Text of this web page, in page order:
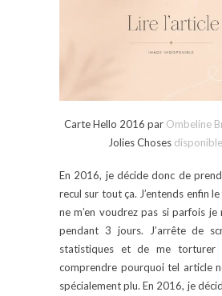
Carte Hello 2016 par Ombeline
Jolies Choses
En 2016, je décide donc de
recul sur tout ça. J’entends enfin
ne m’en voudrez pas si parfois
pendant 3 jours. J’arrête de
statistiques et de me torturer
comprendre pourquoi tel article
spécialement plu. En 2016, je